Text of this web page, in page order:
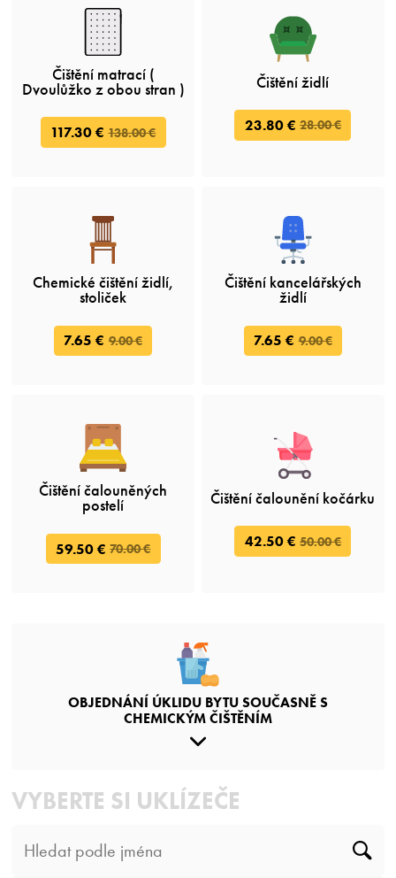
Čištění matrací (
Dvoulůžko z obou stran )
117.30 € 138.00 €
Čištění židlí
23.80 € 28.00 €
Chemické čištění židlí,
stoliček
7.65 € 9.00 €
Čištění kancelářských
židlí
7.65 € 9.00 €
Čištění čalouněných
postelí
59.50 € 70.00 €
Čištění čalounění kočárku
42.50 € 50.00 €
OBJEDNÁNÍ ÚKLIDU BYTU SOUČASNĚ S
CHEMICKÝM ČIŠTĚNÍM
VYBERTE SI UKLÍZEČE